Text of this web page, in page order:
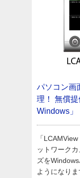
パソコン画
理！
無償
Windows」
「
ットワーク
ズを
ようになりま